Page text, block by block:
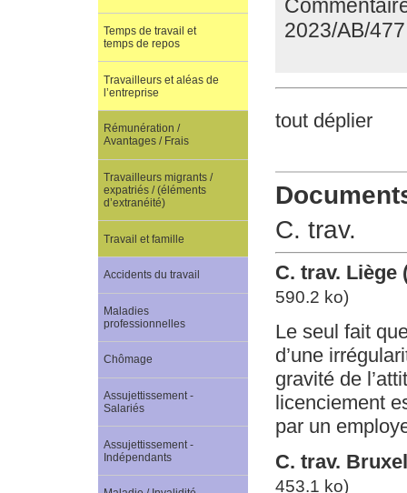
2023/AB/477
tout déplier
C. trav.
C. trav. Liège
590.2 ko)
Le seul fait
d’une
gravité de
licenciement
par un
C. trav.
453.1 ko)
Temps de travail et
temps de repos
Travailleurs et aléas de
l’entreprise
Rémunération /
Avantages / Frais
Travailleurs migrants /
expatriés / (éléments
d’extranéité)
Travail et famille
Accidents du travail
Maladies
professionnelles
Chômage
Assujettissement -
Salariés
Assujettissement -
Indépendants